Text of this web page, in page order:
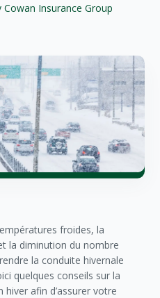
Cowan Insurance Group
froides, la
la diminution du nombre
la conduite hivernale
quelques conseils sur la
afin d’assurer votre